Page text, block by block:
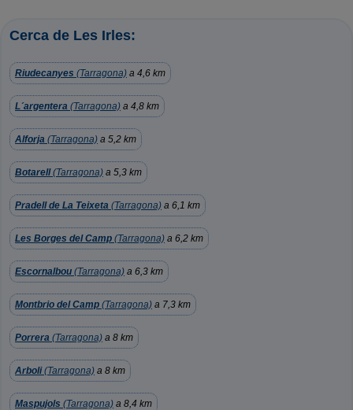
Cerca de Les Irles:
Riudecanyes (Tarragona) a 4,6 km
L´argentera (Tarragona) a 4,8 km
Alforja (Tarragona) a 5,2 km
Botarell(Tarragona) a 5,3 km
Pradell de La Teixeta (Tarragona) a 6,1 km
Les Borges del Camp (Tarragona) a 6,2 km
Escornalbou (Tarragona) a 6,3 km
Montbrio del Camp (Tarragona) a 7,3 km
Porrera (Tarragona) a 8 km
Arboli(Tarragona) a 8 km
Maspujols (Tarragona) a 8,4 km